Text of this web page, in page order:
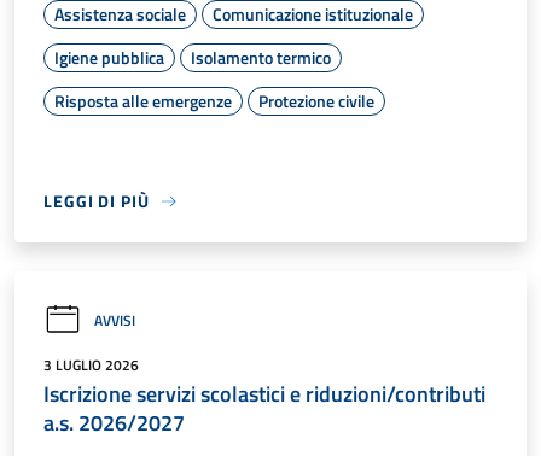
Assistenza sociale
Comunicazione istituzionale
Igiene pubblica
Isolamento termico
Risposta alle emergenze
Protezione civile
LEGGI DI PIÙ
AVVISI
3 LUGLIO 2026
Iscrizione servizi scolastici e riduzioni/contributi
a.s. 2026/2027